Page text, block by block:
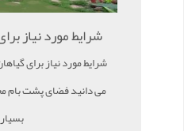
شرایط مورد نیاز
شرایط مورد نیاز برای
می دانید فضای پشت بام